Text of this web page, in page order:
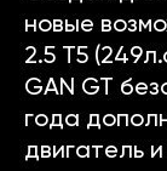
новые
2.5 T5
GAN GT
года
двигатель